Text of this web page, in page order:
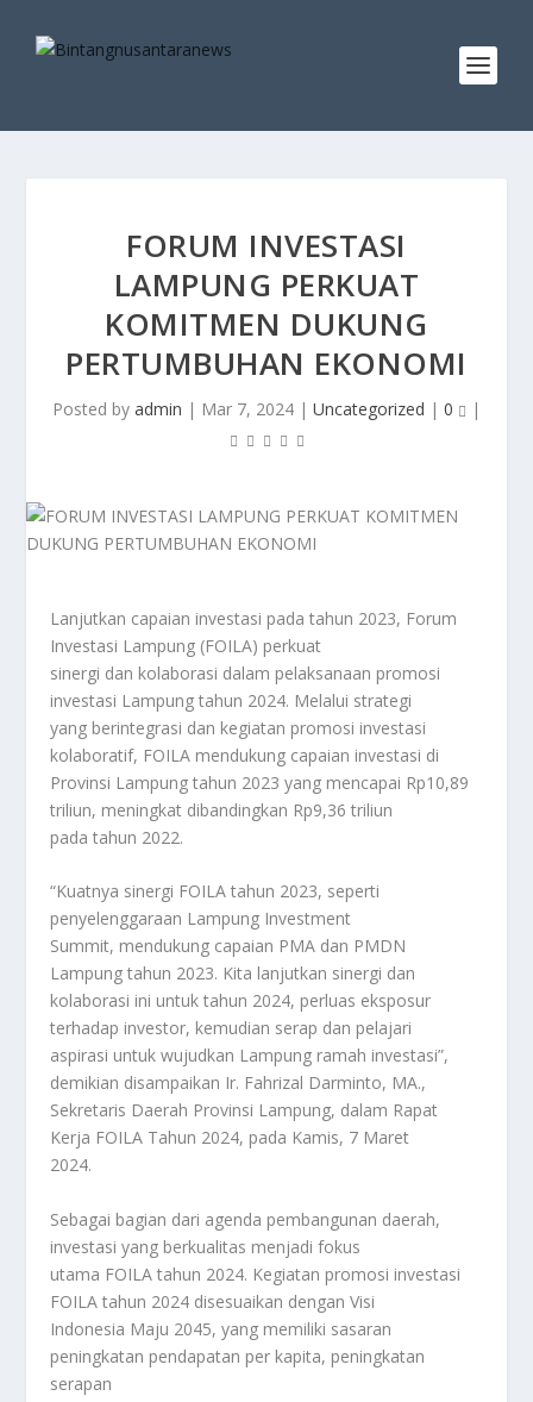
FORUM INVESTASI
LAMPUNG PERKUAT
KOMITMEN DUKUNG
PERTUMBUHAN EKONOMI
Posted by admin | Mar 7, 2024 | Uncategorized | 0 |
Lanjutkan capaian investasi pada tahun 2023, Forum
Investasi Lampung (FOILA) perkuat
sinergi dan kolaborasi dalam pelaksanaan promosi
investasi Lampung tahun 2024. Melalui strategi
yang berintegrasi dan kegiatan promosi investasi
kolaboratif, FOILA mendukung capaian investasi di
Provinsi Lampung tahun 2023 yang mencapai Rp10,89
triliun, meningkat dibandingkan Rp9,36 triliun
pada tahun 2022.
“Kuatnya sinergi FOILA tahun 2023, seperti
penyelenggaraan Lampung Investment
Summit, mendukung capaian PMA dan PMDN
Lampung tahun 2023. Kita lanjutkan sinergi dan
kolaborasi ini untuk tahun 2024, perluas eksposur
terhadap investor, kemudian serap dan pelajari
aspirasi untuk wujudkan Lampung ramah investasi”,
demikian disampaikan Ir. Fahrizal Darminto, MA.,
Sekretaris Daerah Provinsi Lampung, dalam Rapat
Kerja FOILA Tahun 2024, pada Kamis, 7 Maret
2024.
Sebagai bagian dari agenda pembangunan daerah,
investasi yang berkualitas menjadi fokus
utama FOILA tahun 2024. Kegiatan promosi investasi
FOILA tahun 2024 disesuaikan dengan Visi
Indonesia Maju 2045, yang memiliki sasaran
peningkatan pendapatan per kapita, peningkatan
serapan